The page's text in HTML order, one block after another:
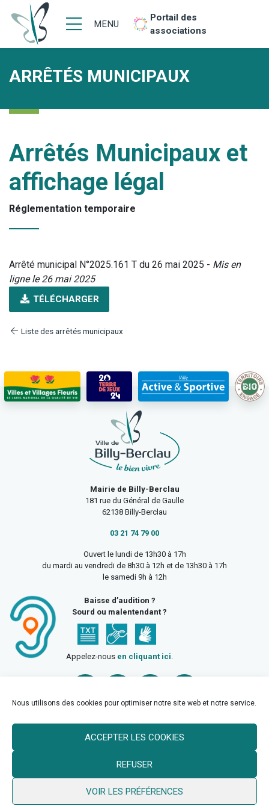
Nous utilisons des cookies pour optimiser notre site web et notre service.
ACCEPTER LES COOKIES
REFUSER
VOIR LES PRÉFÉRENCES
MENU
Portail des
associations
ARRÊTÉS MUNICIPAUX
Arrêtés Municipaux et
affichage légal
Réglementation temporaire
Arrêté municipal N°2025.161 T du 26 mai 2025 - Mis en
ligne le 26 mai 2025
TÉLÉCHARGER
Liste des arrêtés municipaux
Mairie de Billy-Berclau
181 rue du Général de Gaulle
62138 Billy-Berclau
03 21 74 79 00
Ouvert le lundi de 13h30 à 17h
du mardi au vendredi de 8h30 à 12h et de 13h30 à 17h
le samedi 9h à 12h
Baisse d’audition ?
Sourd ou malentendant ?
Appelez-nous en cliquant ici.
© 2026 Ville de Billy Berclau —neoweb.fr